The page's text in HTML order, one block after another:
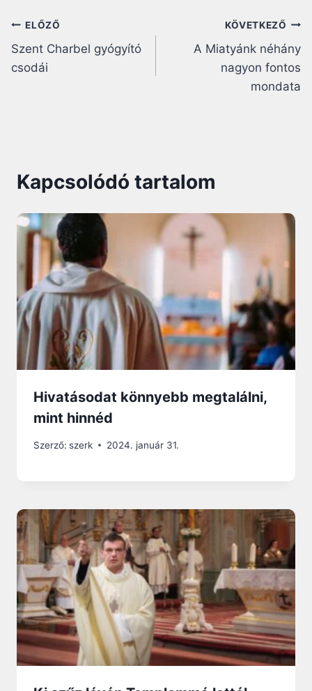
Bejegyzés
navigáció
ELŐZŐ
Szent Charbel gyógyító
csodái
KÖVETKEZŐ
A Miatyánk néhány
nagyon fontos
mondata
Kapcsolódó tartalom
Hivatásodat könnyebb megtalálni,
mint hinnéd
Szerző: szerk 2024. január 31.